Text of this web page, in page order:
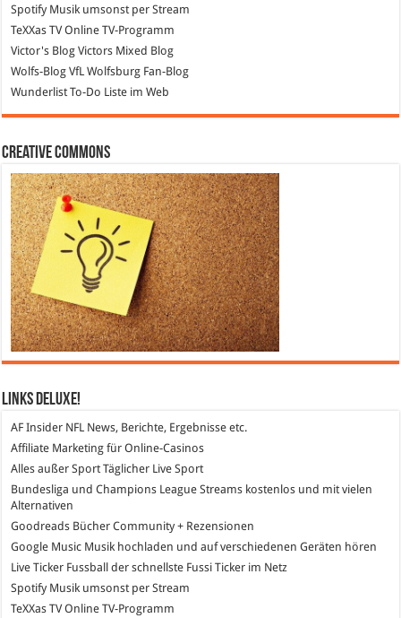
SpotifyMusik umsonst per Stream
TeXXas TVOnline TV-Programm
Victor's Blog Victors Mixed Blog
Wolfs-Blog VfL Wolfsburg Fan-Blog
Wunderlist To-Do Liste im Web
Creative Commons
Links DeLuXe!
AF Insider NFL News, Berichte, Ergebnisse etc.
Affiliate Marketing für Online-Casinos
Alles außer SportTäglicher Live Sport
Bundesliga und Champions League Streams kostenlos und mit vielen
Alternativen
Goodreads Bücher Community + Rezensionen
Google Music Musik hochladen und auf verschiedenen Geräten hören
Live Ticker Fussball
der schnellste Fussi Ticker im Netz
SpotifyMusik umsonst per Stream
TeXXas TVOnline TV-Programm